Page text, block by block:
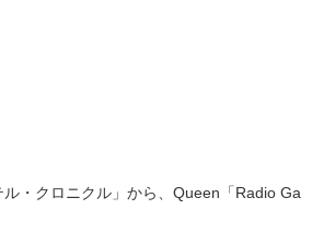
・クロニクル」から、Queen「Radio Ga